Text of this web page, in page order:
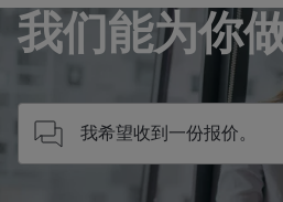
我们能为你